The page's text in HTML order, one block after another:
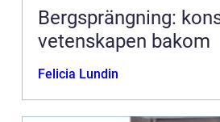
Bergsprängning:
vetenskapen bakom
Felicia Lundin